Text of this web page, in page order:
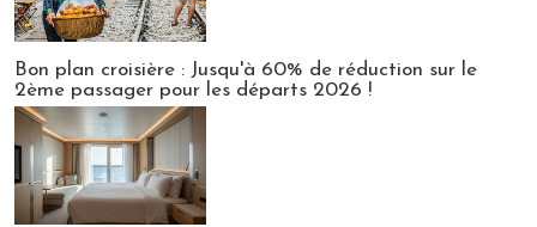
Bon plan croisière : Jusqu'à 60% de réduction sur le
2ème passager pour les départs 2026 !